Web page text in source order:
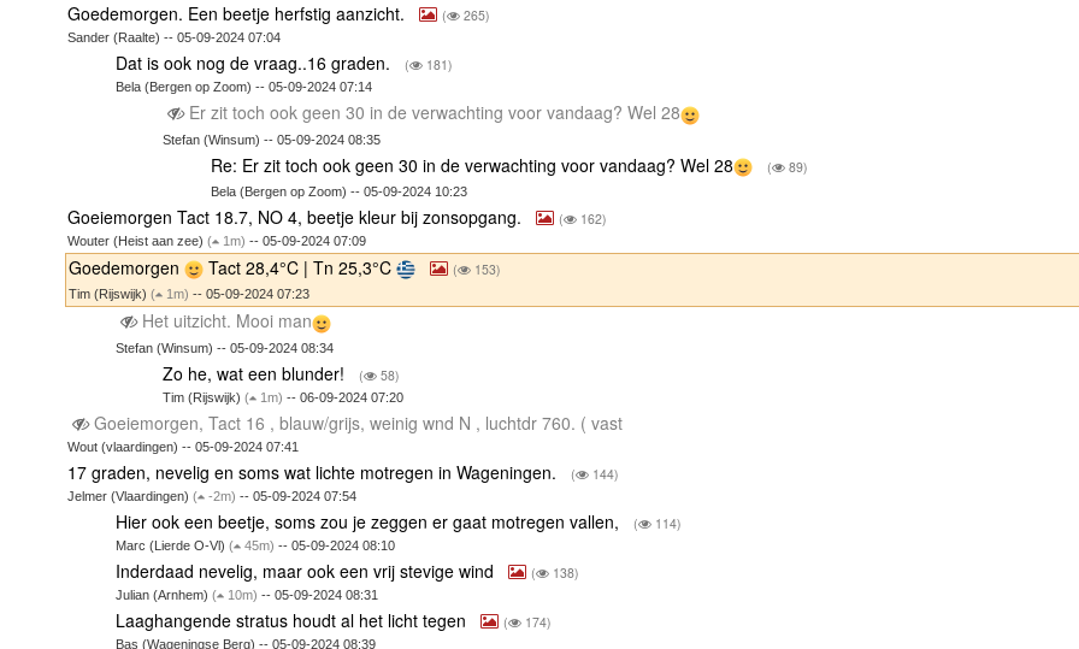
Goedemorgen. Een beetje herfstig aanzicht. ( 265)
Sander (Raalte) -- 05-09-2024 07:04
Dat is ook nog de vraag..16 graden. ( 181)
Bela (Bergen op Zoom) -- 05-09-2024 07:14
Er zit toch ook geen 30 in de verwachting voor vandaag? Wel 28
Stefan (Winsum) -- 05-09-2024 08:35
Re: Er zit toch ook geen 30 in de verwachting voor vandaag? Wel 28 ( 89)
Bela (Bergen op Zoom) -- 05-09-2024 10:23
Goeiemorgen Tact 18.7, NO 4, beetje kleur bij zonsopgang. ( 162)
Wouter (Heist aan zee)( 1m) -- 05-09-2024 07:09
Goedemorgen Tact 28,4°C | Tn 25,3°C ( 153)
Tim (Rijswijk)( 1m) -- 05-09-2024 07:23
Het uitzicht. Mooi man
Stefan (Winsum) -- 05-09-2024 08:34
Zo he, wat een blunder! ( 58)
Tim (Rijswijk)( 1m) -- 06-09-2024 07:20
Goeiemorgen, Tact 16 , blauw/grijs, weinig wnd N , luchtdr 760. ( vast
Wout (vlaardingen) -- 05-09-2024 07:41
17 graden, nevelig en soms wat lichte motregen in Wageningen. ( 144)
Jelmer (Vlaardingen)( -2m) -- 05-09-2024 07:54
Hier ook een beetje, soms zou je zeggen er gaat motregen vallen, ( 114)
Marc (Lierde O-Vl) ( 45m) -- 05-09-2024 08:10
Inderdaad nevelig, maar ook een vrij stevige wind ( 138)
Julian (Arnhem) ( 10m) -- 05-09-2024 08:31
Laaghangende stratus houdt al het licht tegen ( 174)
Bas (Wageningse Berg) -- 05-09-2024 08:39